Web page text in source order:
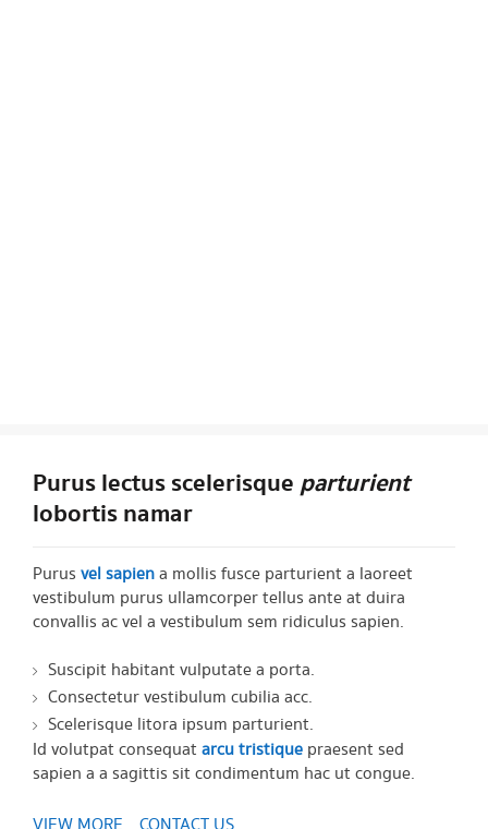
Purus lectus scelerisqueparturient
lobortis namar
Purus vel sapiena mollis fusce parturient a laoreet
vestibulum purus ullamcorper tellus ante at duira
convallis ac vel a vestibulum sem ridiculus sapien.
Suscipit habitant vulputate a porta.
Consectetur vestibulum cubilia acc.
Scelerisque litora ipsum parturient.
Id volutpat consequat arcu tristique praesent sed
sapien a a sagittis sit condimentum hac ut congue.